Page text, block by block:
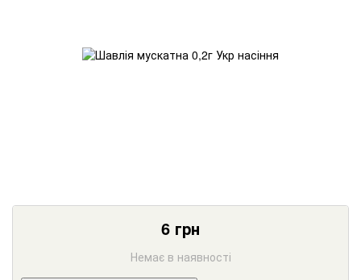
6 грн
Немає в наявності